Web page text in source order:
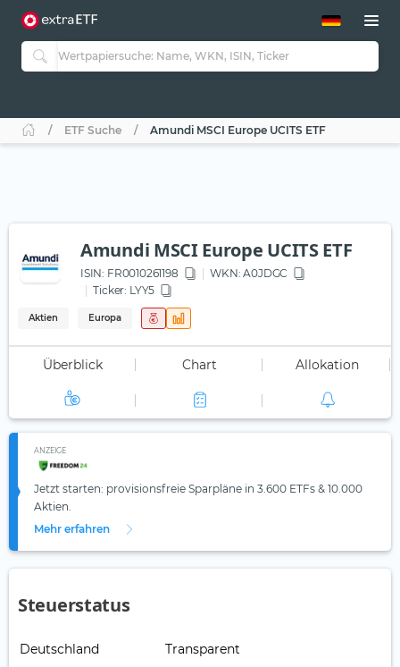
ETF-Guide 2.0
Guide Aktive ETFs
ETF-Sparpläne
ETF Suche Amundi MSCI Europe UCITS ETF
Amundi MSCI Europe UCITS ETF
ISIN: FR0010261198 WKN: A0JDGC
Ticker: LYY5
Aktien Europa
Überblick Chart Allokation
ANZEIGE
Jetzt starten: provisionsfreie Sparpläne in 3.600 ETFs & 10.000
Aktien.
Mehr erfahren
Steuerstatus
Deutschland Transparent